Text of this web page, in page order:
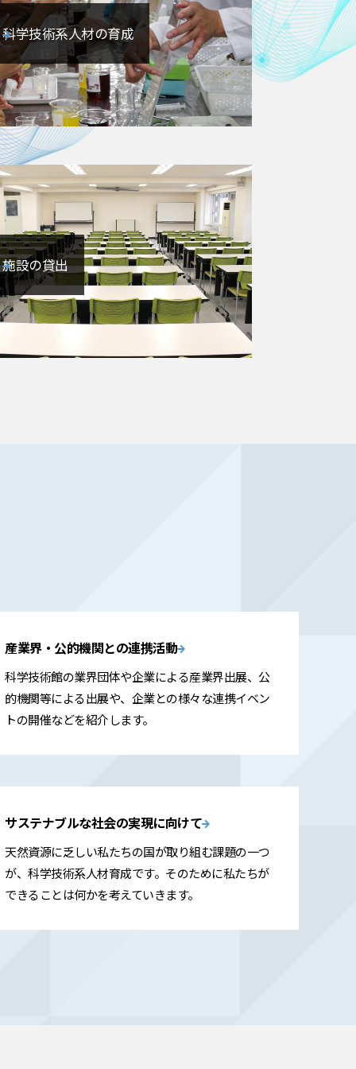
科学技術系人材の育成
施設の貸出
産業界・公的機関との連携活動
科学技術館の業界団体や企業による産業界出展、公
的機関等による出展や、企業との様々な連携イベン
トの開催などを紹介します。
サステナブルな社会の実現に向けて
天然資源に乏しい私たちの国が取り組む課題の一つ
が、科学技術系人材育成です。そのために私たちが
できることは何かを考えていきます。